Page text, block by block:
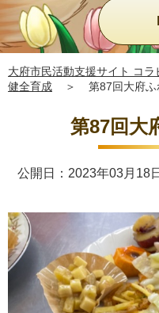
大府市民活動支援サイト コラ
健全育成
＞ 第87回大府
第87回大
公開日：2023年03月18